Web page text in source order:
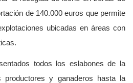
de 140.000 euros que permite
ubicadas en áreas con
todos los eslabones de la
productores y ganaderos hasta la